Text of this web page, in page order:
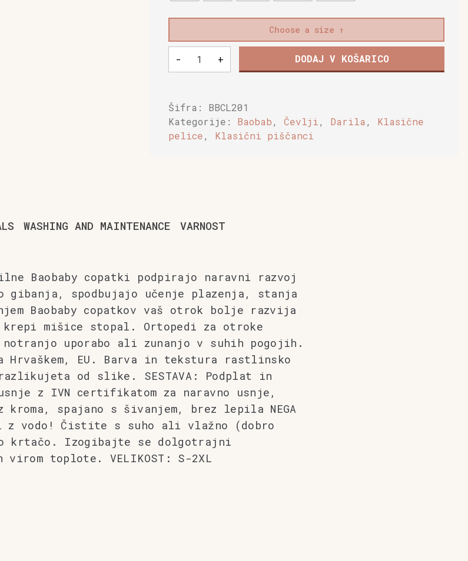
Choose a size
otroški
Buddy
količina
- + DODAJ V KOŠARICO
Šifra: BBCL201
Kategorije: Baobab, Čevlji, Darila , Klasične
pelice, Klasični piščanci
WASHING AND MAINTENANCE VARNOST
Baobaby copatki podpirajo naravni razvoj
gibanja, spodbujajo učenje plazenja, stanja
Baobaby copatkov vaš otrok bolje razvija
mišice stopal. Ortopedi za otroke
uporabo ali zunanjo v suhih pogojih.
Hrvaškem, EU. Barva in tekstura rastlinsko
od slike. SESTAVA: Podplat in
z IVN certifikatom za naravno usnje,
spajano s šivanjem, brez lepila NEGA
z vodo! Čistite s suho ali vlažno (dobro
krtačo. Izogibajte se dolgotrajni
virom toplote. VELIKOST: S-2XL